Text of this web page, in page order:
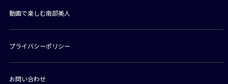
動画で楽しむ南部美人
プライバシーポリシー
お問い合わせ